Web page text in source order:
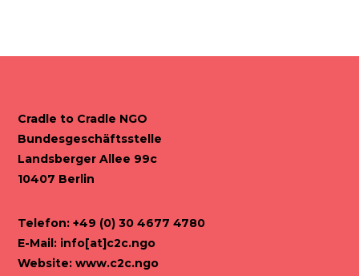
Cradle to Cradle NGO
Bundesgeschäftsstelle
Landsberger Allee 99c
10407 Berlin
Telefon: +49 (0) 30 4677 4780
E-Mail: info[at]c2c.ngo
Website:www.c2c.ngo